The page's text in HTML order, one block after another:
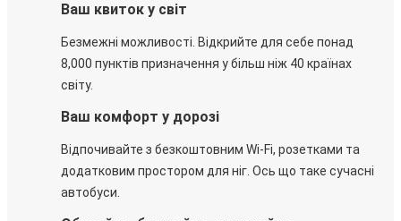
Ваш квиток у світ
Безмежні можливості. Відкрийте для себе понад
8,000 пунктів призначення у більш ніж 40 країнах
світу.
Ваш комфорт у дорозі
Відпочивайте з безкоштовним Wi-Fi, розетками та
додатковим простором для ніг. Ось що таке сучасні
автобуси.